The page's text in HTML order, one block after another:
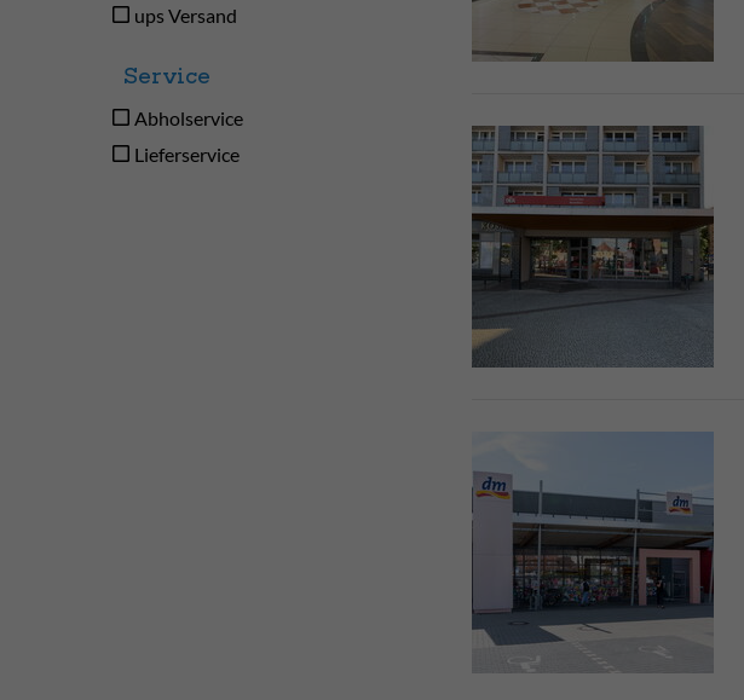
ups Versand
Service
Abholservice
Lieferservice